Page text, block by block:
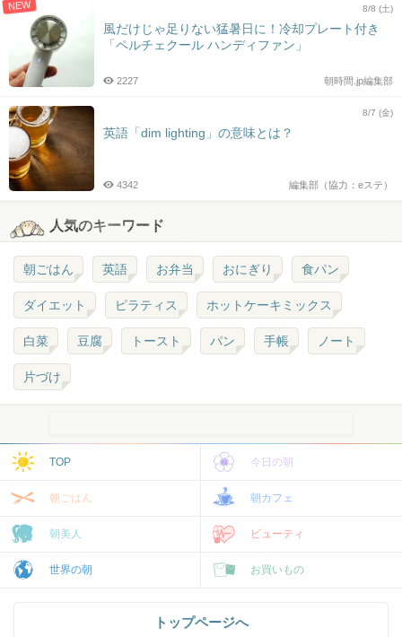
NEW 8/8 (土)
風だけじゃ足りない猛暑日に！冷却プレート付き
「ペルチェクール ハンディファン」
朝時間.jp編集部
2227
8/7 (金)
英語「dim lighting」の意味とは？
編集部（協力：eステ）
4342
人気のキーワード
朝ごはん 英語 お弁当 おにぎり 食パン
ダイエット ピラティス ホットケーキミックス
白菜 豆腐 トースト パン 手帳 ノート
片づけ
TOP 今日の朝
朝ごはん 朝カフェ
朝美人 ビューティ
世界の朝 お買いもの
トップページへ